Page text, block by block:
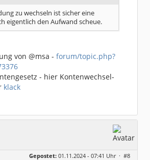
zu wechseln ist sicher eine
eigentlich den Aufwand scheue.
von @msa - forum/topic.php?
- hier Kontenwechsel-
klack
Gepostet: 01.11.2024 - 07:41 Uhr · #8